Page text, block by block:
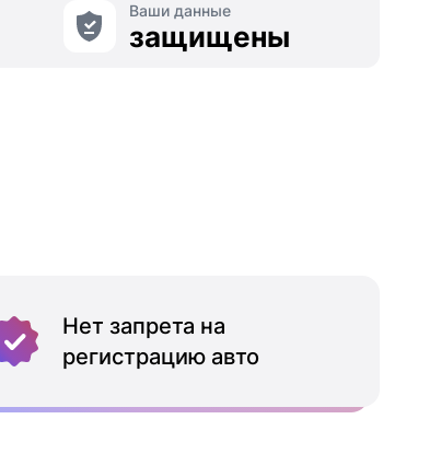
Ваши данные
защищены
Нет запрета на
регистрацию авто